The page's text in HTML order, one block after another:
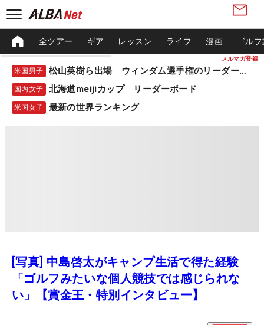
メルマガ登録
全ツアー ギア レッスン ライフ 漫画 ゴル
米国男子 松山英樹ら出場 ウィンダム選手権のリーダーボード
国内女子 北海道meijiカップ リーダーボード
米国女子 最新の世界ランキング
[写真] 中島啓太がキャンプ生活で得た経験
「ゴルフみたいな個人競技では感じられな
い」【賞金王・特別インタビュー】